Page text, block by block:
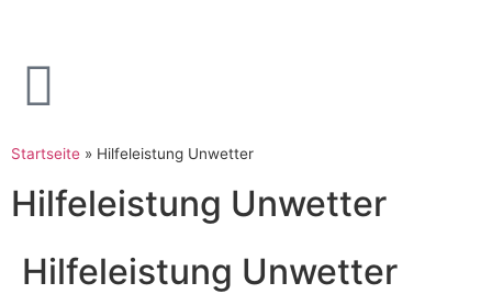
Startseite » Hilfeleistung Unwetter
Hilfeleistung Unwetter
Hilfeleistung Unwetter